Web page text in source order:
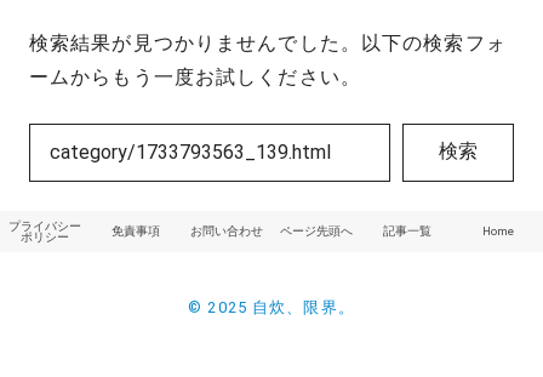
検索結果が見つかりませんでした。以下の検索フォ
ームからもう一度お試しください。
検索
プライバシー
ポリシー
免責事項 お問い合わせ ページ先頭へ 記事一覧 Home
© 2025 自炊、限界。